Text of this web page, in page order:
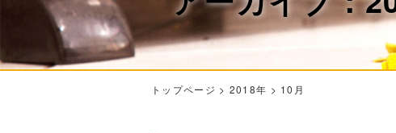
トップページ > 2018年 > 10月